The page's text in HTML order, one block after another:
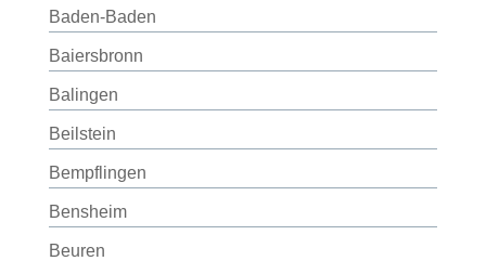
Baden-Baden
Baiersbronn
Balingen
Beilstein
Bempflingen
Bensheim
Beuren